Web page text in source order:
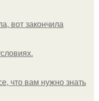
вот закончила
что вам нужно знать